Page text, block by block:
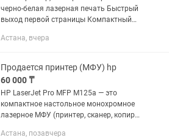
черно-белая лазерная печать Быстрый
выход первой страницы Компактный
учебы или бизнеса Простое и удобное
Астана, вчера
Продается принтер (МФУ) hp
60 000 ₸
HP LaserJet Pro MFP M125a — это
компактное настольное монохромное
лазерное МФУ (принтер, сканер, копир)
офиса. Модель обеспечивает печать со
Астана, позавчера